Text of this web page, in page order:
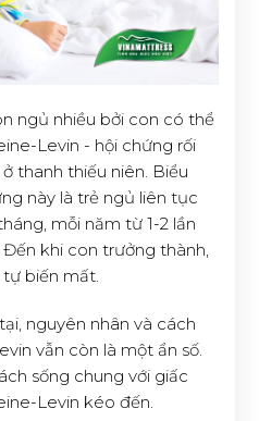
ngủ nhiều bởi con có thể
Levin - hội chứng rối
thanh thiếu niên. Biểu
này là trẻ ngủ liên tục
mỗi năm từ 1-2 lần
khi con trưởng thành,
biến mất.
nguyên nhân và cách
vẫn còn là một ẩn số.
sống chung với giấc
Levin kéo đến.